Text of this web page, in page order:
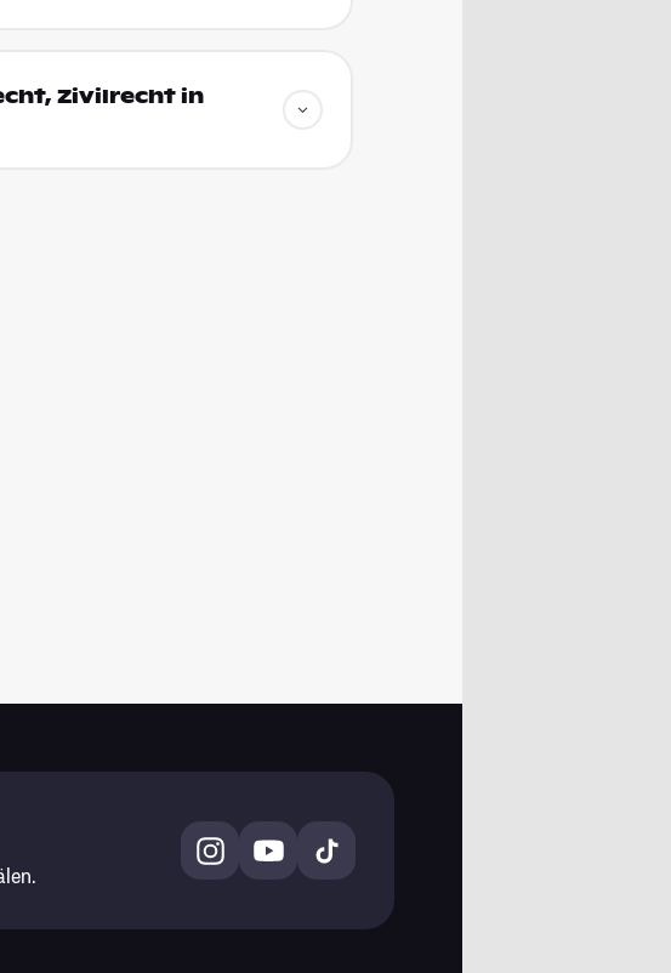
Zivilrecht in